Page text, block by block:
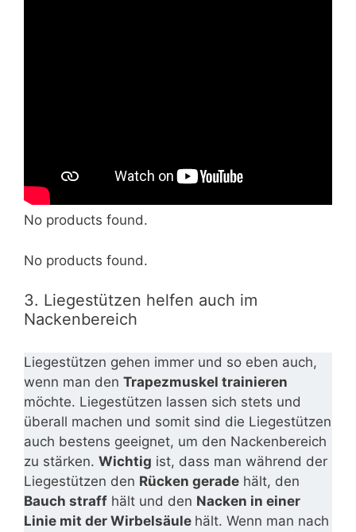
No products found.
No products found.
3. Liegestützen helfen auch im
Nackenbereich
Liegestützen gehen immer und so eben auch,
wenn man den Trapezmuskel trainieren
möchte. Liegestützen lassen sich stets und
überall machen und somit sind die Liegestützen
auch bestens geeignet, um den Nackenbereich
zu stärken. Wichtig ist, dass man während der
Liegestützen den Rücken gerade hält, den
Bauch straff hält und den Nacken in einer
Linie mit der Wirbelsäule hält. Wenn man nach